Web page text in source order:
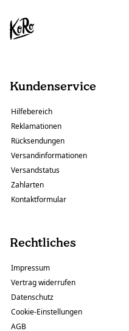
Kundenservice
Hilfebereich
Reklamationen
Rücksendungen
Versandinformationen
Versandstatus
Zahlarten
Kontaktformular
Rechtliches
Impressum
Vertrag widerrufen
Datenschutz
Cookie-Einstellungen
AGB